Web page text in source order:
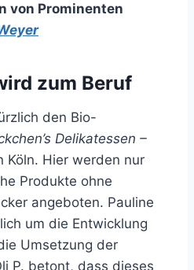
von Prominenten
zum Beruf
den Bio-
Delikatessen –
Köln. Hier werden nur
Produkte ohne
angeboten. Pauline
um die Entwicklung
Umsetzung der
P. betont, dass dieses